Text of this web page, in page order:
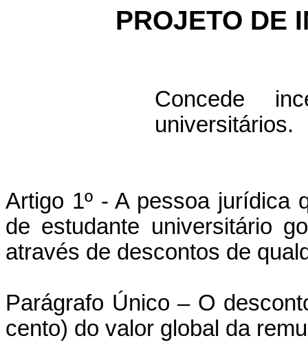
PROJETO DE
Concede
universitários.
Artigo 1º - A pessoa jurídica
de estudante universitário
através de descontos de
Parágrafo Único – O
cento) do valor global da